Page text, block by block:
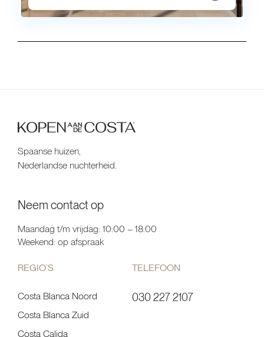
Spaanse huizen,
Nederlandse nuchterheid.
Neem contact op
Maandag t/m vrijdag: 10:00 – 18:00
Weekend: op afspraak
REGIO’S
Costa Blanca Noord
Costa Blanca Zuid
Costa Calida
TELEFOON
030 227 2107